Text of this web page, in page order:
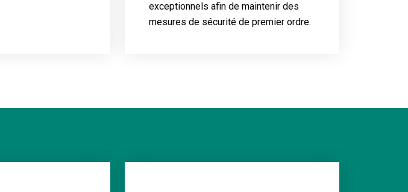
exceptionnels afin de maintenir des
mesures de sécurité de premier ordre.